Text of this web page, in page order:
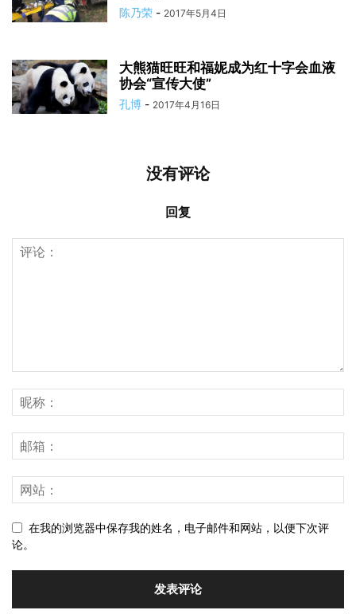
陈乃荣 - 2017年5月4日
大熊猫旺旺和福妮成为红十字会血液
协会“宣传大使”
孔博 - 2017年4月16日
没有评论
回复
在我的浏览器中保存我的姓名，电子邮件和网站，以便下次评
论。